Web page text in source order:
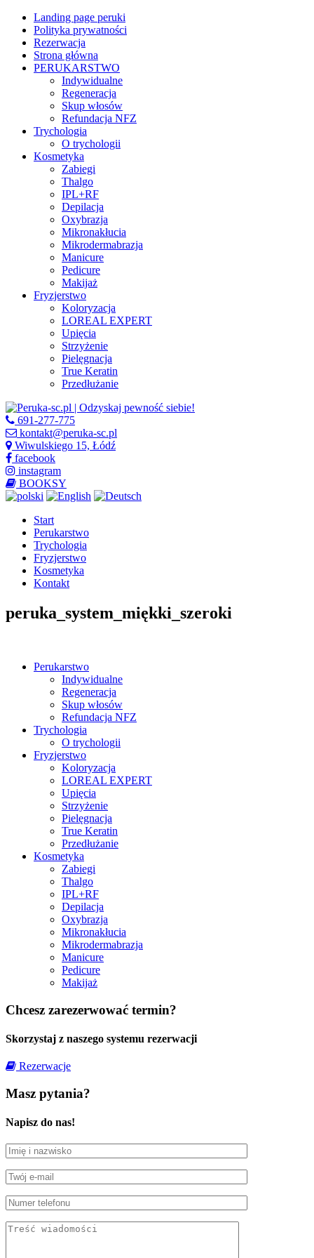
Landing page peruki
Polityka prywatności
Rezerwacja
Strona główna
PERUKARSTWO
Indywidualne
Regeneracja
Skup włosów
Refundacja NFZ
Trychologia
O trychologii
Kosmetyka
Zabiegi
Thalgo
IPL+RF
Depilacja
Oxybrazja
Mikronakłucia
Mikrodermabrazja
Manicure
Pedicure
Makijaż
Fryzjerstwo
Koloryzacja
LOREAL EXPERT
Upięcia
Strzyżenie
Pielęgnacja
True Keratin
Przedłużanie
691-277-775
kontakt@peruka-sc.pl
Wiwulskiego 15, Łódź
facebook
instagram
BOOKSY
Start
Perukarstwo
Trychologia
Fryzjerstwo
Kosmetyka
Kontakt
peruka_system_miękki_szeroki
Perukarstwo
Indywidualne
Regeneracja
Skup włosów
Refundacja NFZ
Trychologia
O trychologii
Fryzjerstwo
Koloryzacja
LOREAL EXPERT
Upięcia
Strzyżenie
Pielęgnacja
True Keratin
Przedłużanie
Kosmetyka
Zabiegi
Thalgo
IPL+RF
Depilacja
Oxybrazja
Mikronakłucia
Mikrodermabrazja
Manicure
Pedicure
Makijaż
Chcesz zarezerwować termin?
Skorzystaj z naszego systemu rezerwacji
Rezerwacje
Masz pytania?
Napisz do nas!